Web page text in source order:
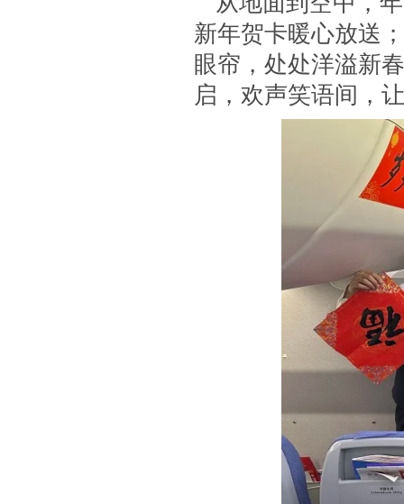
新年贺卡暖心放送
眼帘，处处洋溢新
启，欢声笑语间，